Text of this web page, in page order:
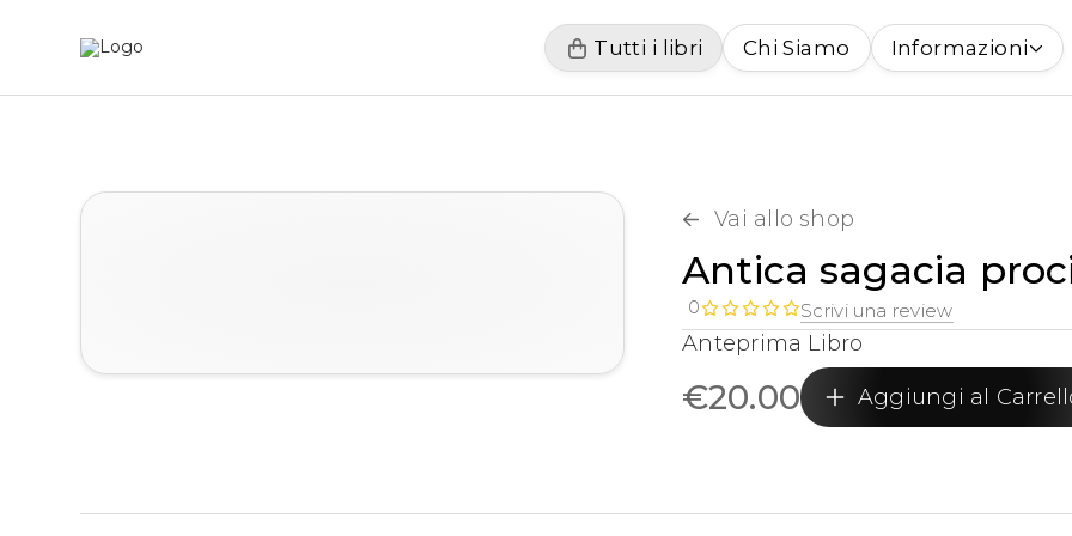
Tutti i libri Chi Siamo Informazioni
Vai allo shop
Antica sagacia
0 Scrivi una review
Anteprima Libro
€20.00 Aggiungi al